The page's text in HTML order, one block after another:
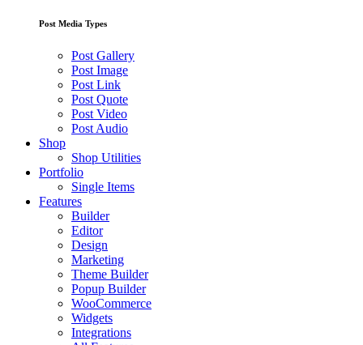
Post Media Types
Post Gallery
Post Image
Post Link
Post Quote
Post Video
Post Audio
Shop
Shop Utilities
Portfolio
Single Items
Features
Builder
Editor
Design
Marketing
Theme Builder
Popup Builder
WooCommerce
Widgets
Integrations